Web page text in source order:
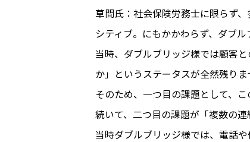
草間氏：社会保険労務士に限らず
シティブ。にもかかわらず、ダブ
当時、ダブルブリッジ様では顧客
か」というステータスが全然残りま
そのため、一つ目の課題として、
続いて、二つ目の課題が「複数の
当時ダブルブリッジ様では、電話